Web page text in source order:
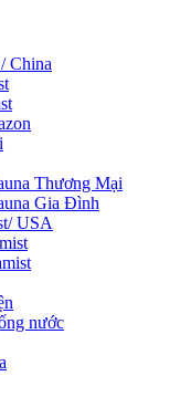
China
Thương Mại
Gia Đình
USA
nước